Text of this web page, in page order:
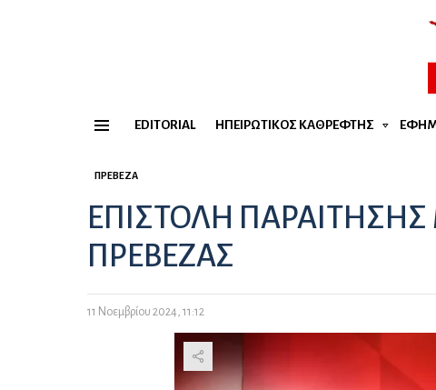
EDITORIAL ΗΠΕΙΡΏΤΙΚΟΣ ΚΑΘΡΈΦΤΗΣ
ΠΡΈΒΕΖΑ
ΕΠΙΣΤΟΛΗ
ΠΡΕΒΕΖΑΣ
11 Νοεμβρίου 2024, 11:12